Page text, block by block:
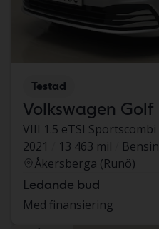
Testad
Volkswagen Golf
VIII 1.5 eTSI Sportscombi
2021
13 463 mil
Bensin
Åkersberga (Runö)
Ledande bud
Med finansiering